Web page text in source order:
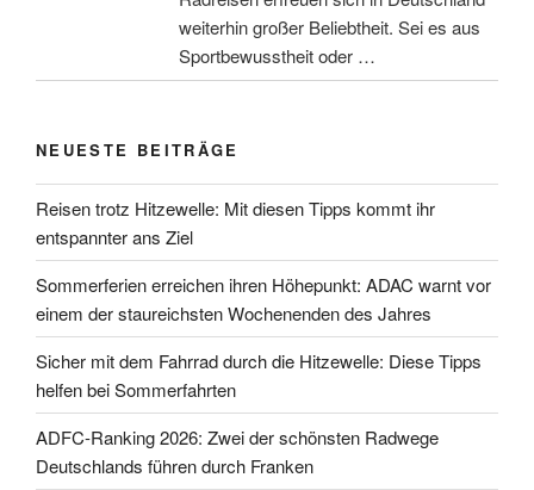
weiterhin großer Beliebtheit. Sei es aus
Sportbewusstheit oder …
NEUESTE BEITRÄGE
Reisen trotz Hitzewelle: Mit diesen Tipps kommt ihr
entspannter ans Ziel
Sommerferien erreichen ihren Höhepunkt: ADAC warnt vor
einem der staureichsten Wochenenden des Jahres
Sicher mit dem Fahrrad durch die Hitzewelle: Diese Tipps
helfen bei Sommerfahrten
ADFC-Ranking 2026: Zwei der schönsten Radwege
Deutschlands führen durch Franken